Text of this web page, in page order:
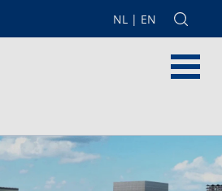
NL | EN